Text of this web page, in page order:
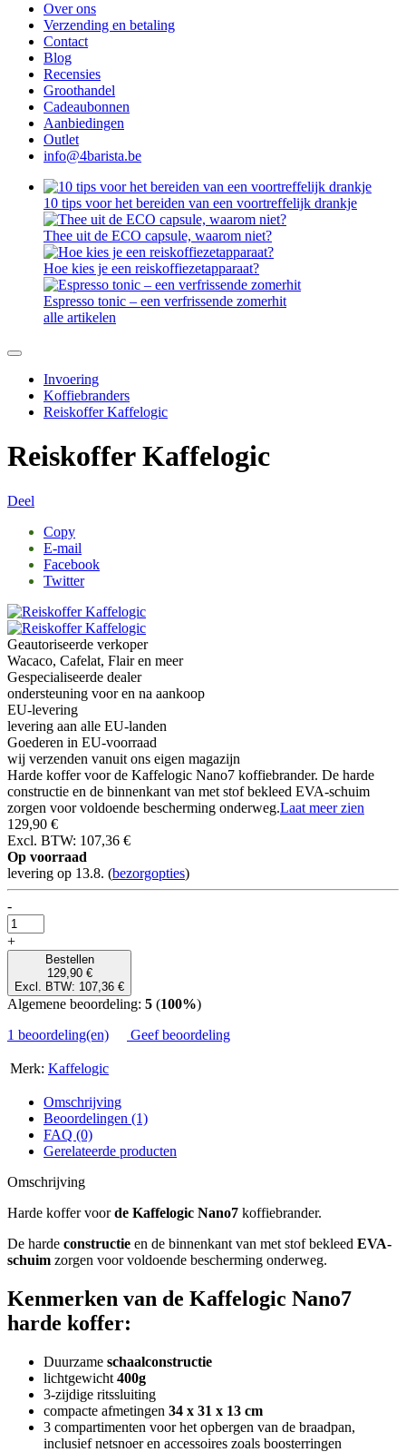
Over ons
Verzending en betaling
Contact
Blog
Recensies
Groothandel
Cadeaubonnen
Aanbiedingen
Outlet
info@4barista.be
10 tips voor het bereiden van een voortreffelijk drankje
Thee uit de ECO capsule, waarom niet?
Hoe kies je een reiskoffiezetapparaat?
Espresso tonic – een verfrissende zomerhit
alle artikelen
Invoering
Koffiebranders
Reiskoffer Kaffelogic
Reiskoffer Kaffelogic
Deel
Copy
E-mail
Facebook
Twitter
Geautoriseerde verkoper
Wacaco, Cafelat, Flair en meer
Gespecialiseerde dealer
ondersteuning voor en na aankoop
EU-levering
levering aan alle EU-landen
Goederen in EU-voorraad
wij verzenden vanuit ons eigen magazijn
Harde koffer voor de Kaffelogic Nano7 koffiebrander. De harde
constructie en de binnenkant van met stof bekleed EVA-schuim
zorgen voor voldoende bescherming onderweg.Laat meer zien
129,90 €
Excl. BTW: 107,36 €
Op voorraad
levering op 13.8. (bezorgopties)
-
+
Bestellen
129,90 €
Excl. BTW: 107,36 €
Algemene beoordeling: 5 (100%)
1 beoordeling(en)
Geef beoordeling
Merk: Kaffelogic
Omschrijving
Beoordelingen (1)
FAQ (0)
Gerelateerde producten
Omschrijving
Harde koffer voorde Kaffelogic Nano7 koffiebrander.
De harde constructie en de binnenkant van met stof bekleed EVA-
schuim zorgen voor voldoende bescherming onderweg.
Kenmerken van de Kaffelogic Nano7
harde koffer:
Duurzame schaalconstructie
lichtgewicht 400g
3-zijdige ritssluiting
compacte afmetingen 34 x 31 x 13 cm
3 compartimenten voor het opbergen van de braadpan,
inclusief netsnoer en accessoires zoals boosterringen